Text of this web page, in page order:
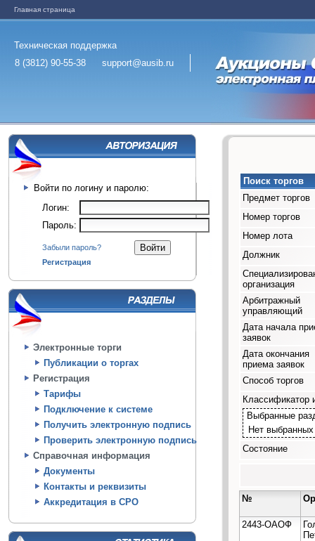
Главная страница
Техническая поддержка
8 (3812) 90-55-38
support@ausib.ru
Войти по логину и паролю:
Логин:
Пароль:
Забыли пароль?
Регистрация
Электронные торги
Публикации о торгах
Регистрация
Тарифы
Подключение к системе
Получить электронную подпись
Проверить электронную подпись
Справочная информация
Документы
Контакты и реквизиты
Аккредитация в СРО
Поиск торгов
Предмет торгов
Номер торгов
Номер лота
Должник
организация
Арбитражный
управляющий
Дата начала
заявок
Дата окончания
приема заявок
Способ торгов
Классификатор
Выбранные
Нет
Состояние
№
2443-ОАОФ